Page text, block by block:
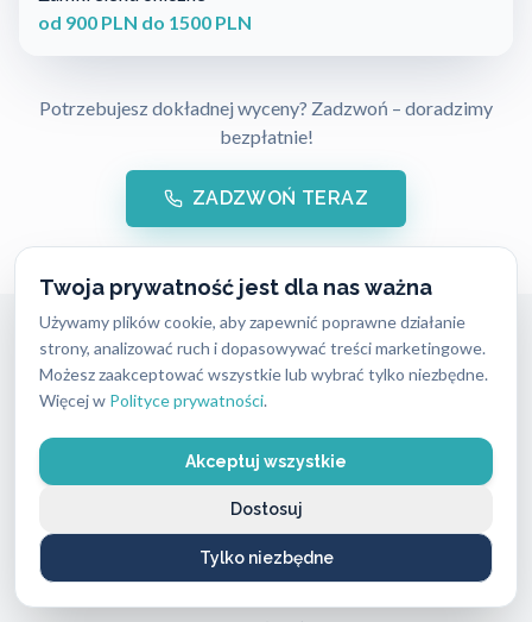
Twoja prywatność jest dla nas ważna
Używamy plików cookie, aby zapewnić poprawne działanie
strony, analizować ruch i dopasowywać treści marketingowe.
Możesz zaakceptować wszystkie lub wybrać tylko niezbędne.
Więcej w Polityce prywatności.
Akceptuj wszystkie
Tylko niezbędne
Dostosuj
od 900 PLN do 1500 PLN
Potrzebujesz dokładnej wyceny? Zadzwoń – doradzimy
bezpłatnie!
ZADZWOŃ TERAZ
Awaryjne Otwieranie
MieszkańKatowice
Zatrzasnąłeś drzwi wejściowe lub zgubiłeś
ostatni komplet kluczy. ABC Zabezpieczeń
awaryjne otwieranie mieszkań